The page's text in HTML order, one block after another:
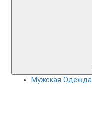
Мужская Одежда